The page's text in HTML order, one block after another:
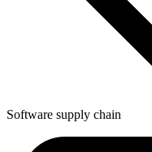
Software supply chain